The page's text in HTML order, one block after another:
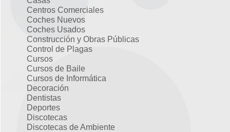
Centros Comerciales
Coches Nuevos
Coches Usados
Construcción y Obras Públicas
Control de Plagas
Cursos
Cursos de Baile
Cursos de Informática
Decoración
Dentistas
Deportes
Discotecas
Discotecas de Ambiente